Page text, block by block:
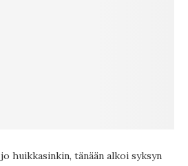
jo huikkasinkin, tänään alkoi syksyn